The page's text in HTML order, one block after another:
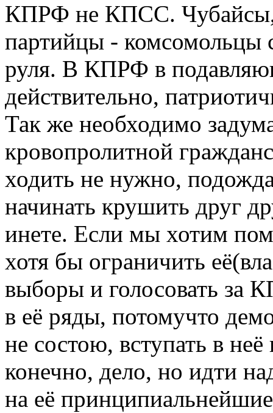
КПРФ не КПСС. Чубайсы,
партийцы - комсомольцы
руля. В КПРФ в
действительно,
Так же необходимо
кровопролитной
ходить не нужно,
начинать крушить друг
инете. Если мы хотим
хотя бы ограничить
выборы и голосовать за
в её ряды, потомучто
не состою, вступать в
конечно, дело, но идти
на её